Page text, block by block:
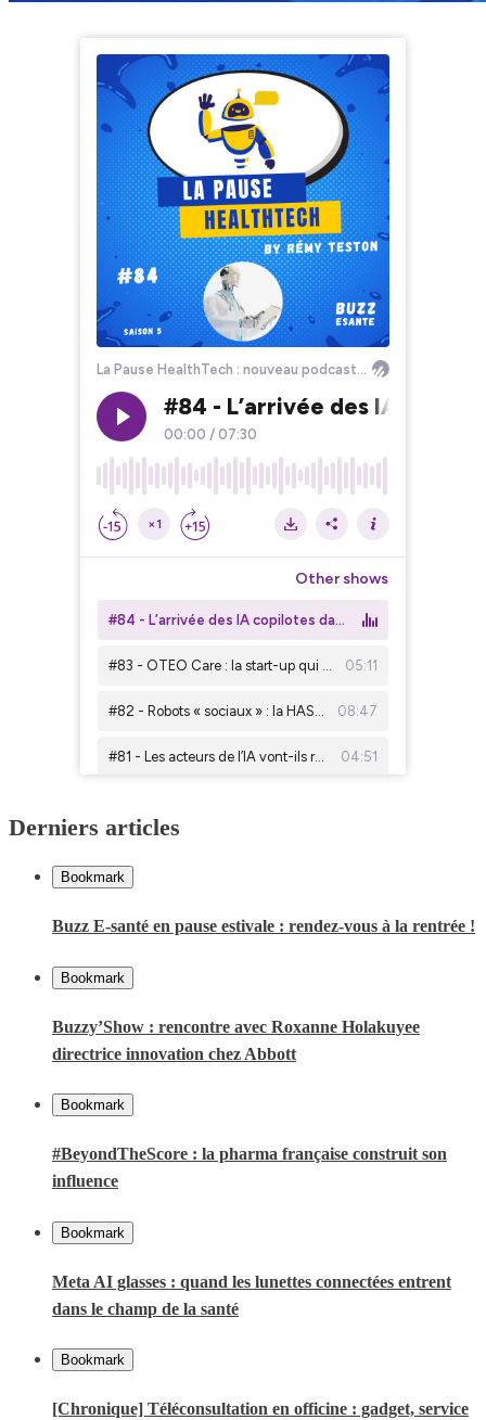
Derniers articles
Bookmark
Buzz E-santé en pause estivale : rendez-vous à la rentrée !
Bookmark
Buzzy’Show : rencontre avec Roxanne Holakuyee
directrice innovation chez Abbott
Bookmark
#BeyondTheScore : la pharma française construit son
influence
Bookmark
Meta AI glasses : quand les lunettes connectées entrent
dans le champ de la santé
Bookmark
[Chronique] Téléconsultation en officine : gadget, service